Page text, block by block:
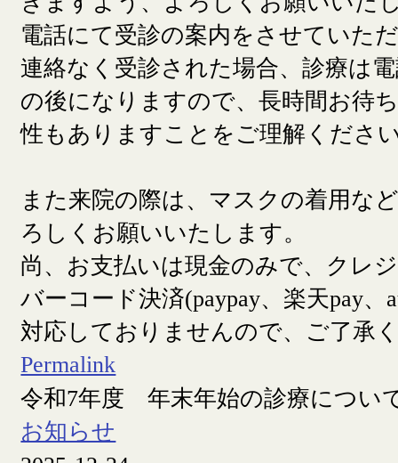
電話にて受診の案内をさせていた
連絡なく受診された場合、診療は
の後になりますので、長時間お待
性もありますことをご理解くださ
また来院の際は、マスクの着用な
ろしくお願いいたします。
尚、お支払いは現金のみで、クレ
バーコード決済(paypay、楽天pay、
対応しておりませんので、ご了承
Permalink
令和7年度 年末年始の診療につい
お知らせ